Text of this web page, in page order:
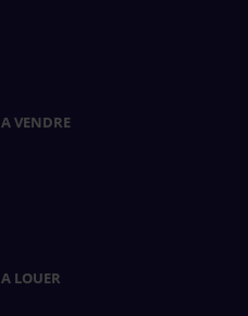
A VENDRE
A LOUER